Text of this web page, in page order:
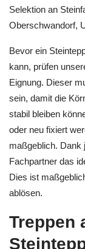
Selektion an
Oberschwandorf,
Bevor ein
kann, prüfen
Eignung. Dieser
sein, damit die
stabil bleiben
oder neu fixiert
maßgeblich. Dank
Fachpartner das
Dies ist
ablösen.
Treppen